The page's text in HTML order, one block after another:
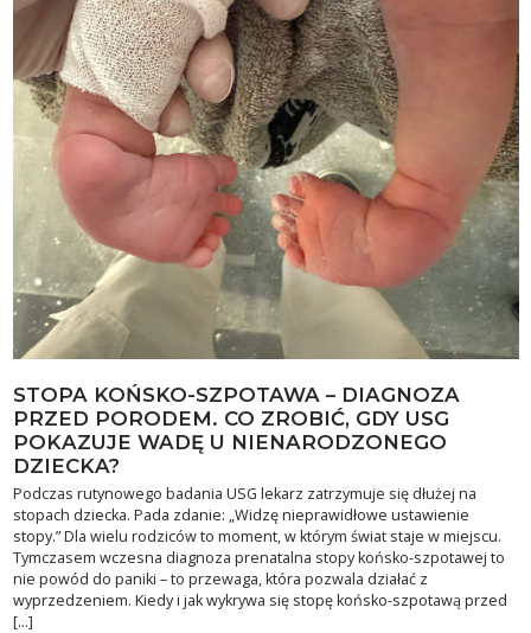
STOPA KOŃSKO-SZPOTAWA – DIAGNOZA
PRZED PORODEM. CO ZROBIĆ, GDY USG
POKAZUJE WADĘ U NIENARODZONEGO
DZIECKA?
Podczas rutynowego badania USG lekarz zatrzymuje się dłużej na
stopach dziecka. Pada zdanie: „Widzę nieprawidłowe ustawienie
stopy.” Dla wielu rodziców to moment, w którym świat staje w miejscu.
Tymczasem wczesna diagnoza prenatalna stopy końsko-szpotawej to
nie powód do paniki – to przewaga, która pozwala działać z
wyprzedzeniem. Kiedy i jak wykrywa się stopę końsko-szpotawą przed
[…]